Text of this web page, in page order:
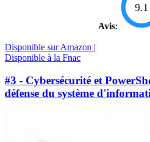
Avis:
9.1
Disponible sur Amazon |
Disponible à la Fnac
#3 - Cybersécurité et
défense du système